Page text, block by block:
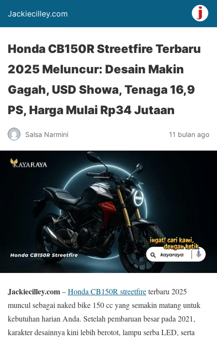
Jackiecilley.com
Honda CB150R Streetfire Terbaru
2025 Meluncur: Desain Makin
Gagah, USD Showa, Tenaga 16,9
PS, Harga Mulai Rp34 Jutaan
Salsa Narmini 11 bulan ago
Jackiecilley.com–Honda CB150R streetfireterbaru 2025
muncul sebagai naked bike 150 cc yang semakin matang untuk
kebutuhan harian Anda. Setelah pembaruan besar pada 2021,
karakter desainnya kini lebih berotot, lampu serba LED, serta